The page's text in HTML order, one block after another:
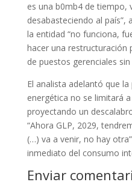
es una b0mb4 de tiempo,
desabasteciendo al país”,
la entidad “no funciona,
hacer una restructuración
de puestos gerenciales
El analista adelantó que
energética no se limitará
proyectando un
“Ahora GLP, 2029,
(…) va a venir, no hay
inmediato del consumo
Enviar